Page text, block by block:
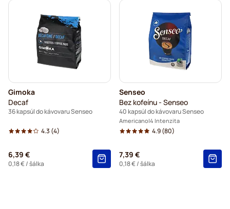
Gimoka
Decaf
36 kapsúl do kávovaru Senseo
4.3 (4)
6,39 €
0,18 €/ šálka
Senseo
Bez kofeínu - Senseo
40 kapsúl do kávovaru Senseo
Americano 4 Intenzita
4.9(80)
7,39 €
0,18 €/ šálka